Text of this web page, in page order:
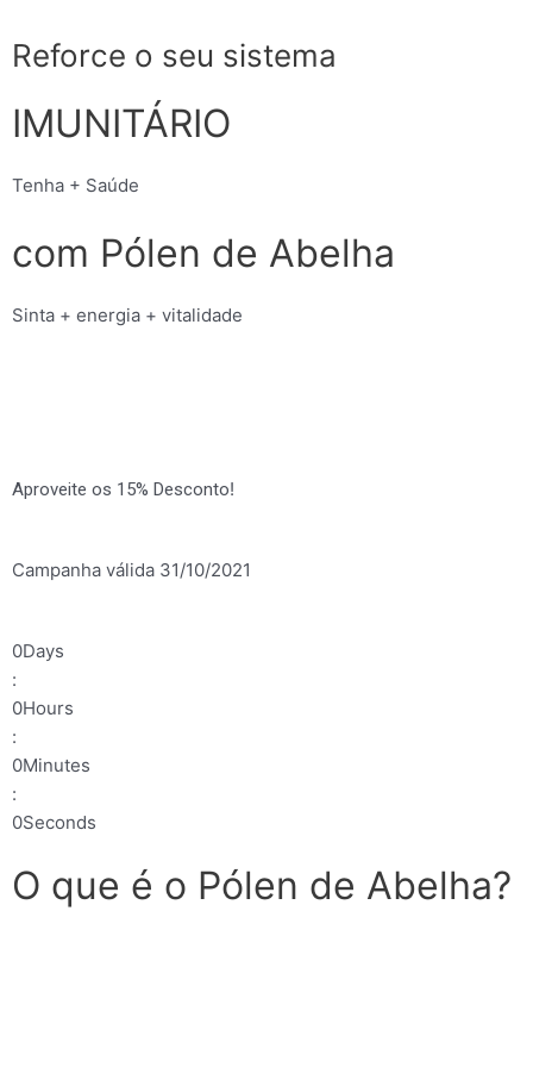
to
content
Reforce o seu sistema
IMUNITÁRIO
Tenha + Saúde
com Pólen de Abelha
Sinta + energia + vitalidade
Aproveite os 15% Desconto!
Campanha válida 31/10/2021
0Days
:
0Hours
:
0Minutes
:
0Seconds
O que é o Pólen de Abelha?